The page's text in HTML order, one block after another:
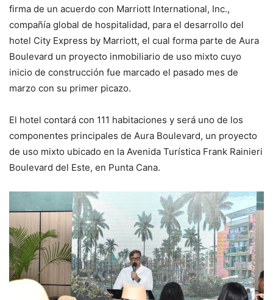
firma de un acuerdo con Marriott International, Inc.,
compañía global de hospitalidad, para el desarrollo del
hotel City Express by Marriott, el cual forma parte de Aura
Boulevard un proyecto inmobiliario de uso mixto cuyo
inicio de construcción fue marcado el pasado mes de
marzo con su primer picazo.
El hotel contará con 111 habitaciones y será uno de los
componentes principales de Aura Boulevard, un proyecto
de uso mixto ubicado en la Avenida Turística Frank Rainieri
Boulevard del Este, en Punta Cana.